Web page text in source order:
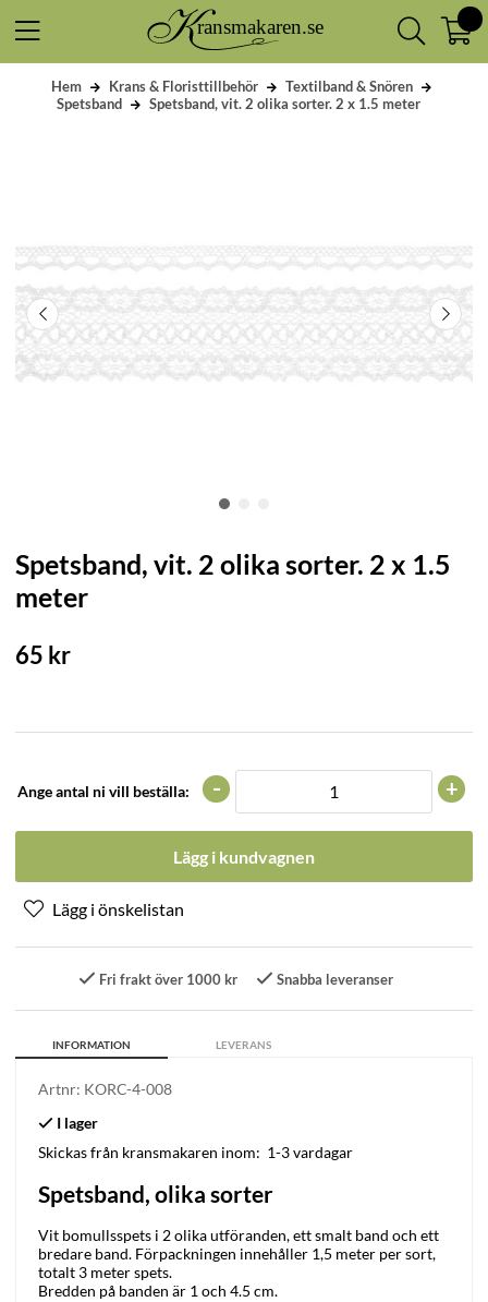
Hem Krans & Floristtillbehör
Textilband & Snören
Spetsband
Spetsband, vit. 2 olika sorter. 2 x 1.5 meter
Spetsband, vit. 2 olika sorter. 2 x 1.5
meter
65 kr
Ange antal ni vill beställa: +
-
Lägg i kundvagnen
Fri frakt över 1000 kr Snabba leveranser
INFORMATION LEVERANS
Artnr: KORC-4-008
Skickas från kransmakaren inom: 1-3 vardagar
Spetsband, olika sorter
Vit bomullsspets i 2 olika utföranden, ett smalt band och ett
bredare band. Förpackningen innehåller 1,5 meter per sort,
totalt 3 meter spets.
Bredden på banden är 1 och 4.5 cm.